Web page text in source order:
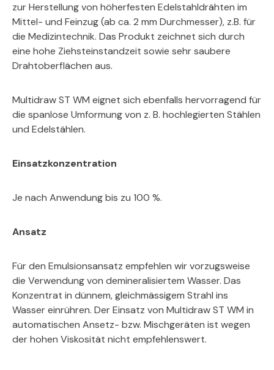
zur Herstellung von höherfesten Edelstahldrähten im
Mittel- und Feinzug (ab ca. 2 mm Durchmesser), z.B. für
die Medizintechnik. Das Produkt zeichnet sich durch
eine hohe Ziehsteinstandzeit sowie sehr saubere
Drahtoberflächen aus.
Multidraw ST WM eignet sich ebenfalls hervorragend für
die spanlose Umformung von z. B. hochlegierten Stählen
und Edelstählen.
Einsatzkonzentration
Je nach Anwendung bis zu 100 %.
Ansatz
Für den Emulsionsansatz empfehlen wir vorzugsweise
die Verwendung von demineralisiertem Wasser. Das
Konzentrat in dünnem, gleichmässigem Strahl ins
Wasser einrühren. Der Einsatz von Multidraw ST WM in
automatischen Ansetz- bzw. Mischgeräten ist wegen
der hohen Viskosität nicht empfehlenswert.